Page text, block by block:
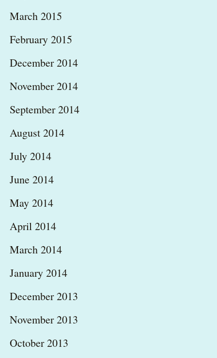
March 2015
February 2015
December 2014
November 2014
September 2014
August 2014
July 2014
June 2014
May 2014
April 2014
March 2014
January 2014
December 2013
November 2013
October 2013